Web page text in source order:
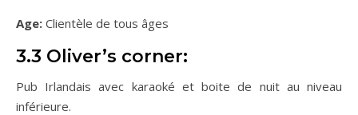
Age: Clientèle de tous âges
3.3 Oliver’s corner:
Pub Irlandais avec karaoké et boite de nuit au niveau
inférieure.